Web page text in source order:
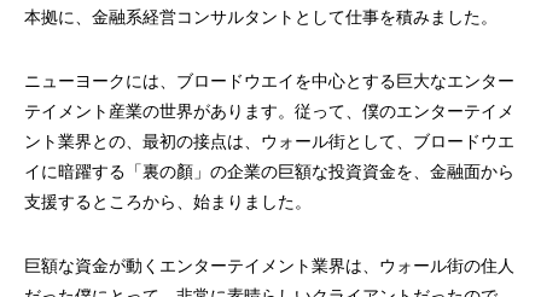
本拠に、金融系経営コンサルタントとして仕事を積みました。
ニューヨークには、ブロードウエイを中心とする巨大なエンター
テイメント産業の世界があります。従って、僕のエンターテイメ
ント業界との、最初の接点は、ウォール街として、ブロードウエ
イに暗躍する「裏の顏」の企業の巨額な投資資金を、金融面から
支援するところから、始まりました。
巨額な資金が動くエンターテイメント業界は、ウォール街の住人